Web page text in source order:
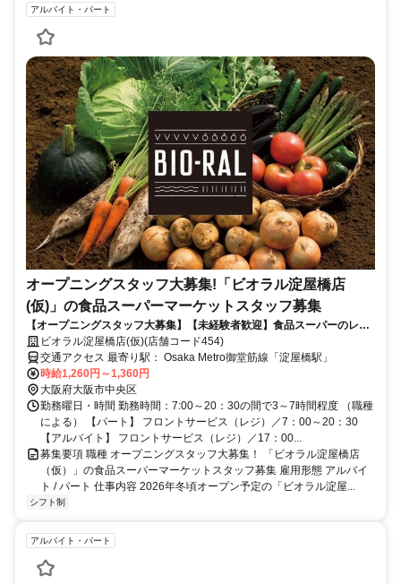
アルバイト・パート
オープニングスタッフ大募集!「ビオラル淀屋橋店
(仮)」の食品スーパーマーケットスタッフ募集
【オープニングスタッフ大募集】【未経験者歓迎】食品スーパーのレ
ジ・惣菜コーナースタッフ募集！
ビオラル淀屋橋店(仮)(店舗コード454)
交通アクセス 最寄り駅： Osaka Metro御堂筋線「淀屋橋駅」
時給1,260円～1,360円
大阪府大阪市中央区
勤務曜日・時間 勤務時間：7:00～20：30の間で3～7時間程度 （職種
による） 【パート】 フロントサービス（レジ）／7：00～20：30
【アルバイト】 フロントサービス（レジ）／17：00...
募集要項 職種 オープニングスタッフ大募集！ 「ビオラル淀屋橋店
（仮）」の食品スーパーマーケットスタッフ募集 雇用形態 アルバイ
ト / パート 仕事内容 2026年冬頃オープン予定の「ビオラル淀屋...
シフト制
アルバイト・パート